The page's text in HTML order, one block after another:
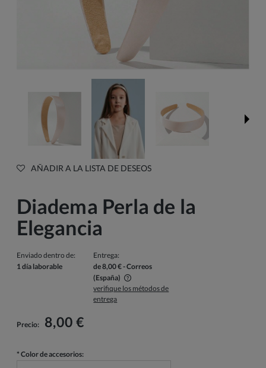
AÑADIR A LA LISTA DE DESEOS
Diadema Perla de la
Elegancia
Enviado dentro de:
1 día laborable
Entrega:
de 8,00 €- Correos
(España)
El precio no incluye los posibles gastos de pago
verifique los métodos de
entrega
Precio: 8,00 €
* Color de accesorios: